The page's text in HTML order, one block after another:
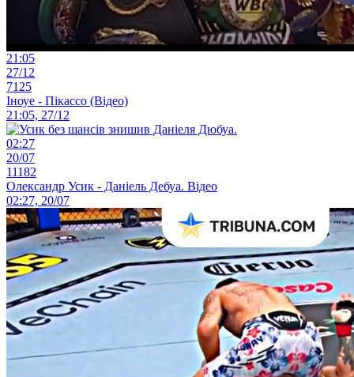
21:05
27/12
7125
Іноуе - Пікассо (Відео)
21:05, 27/12
02:27
20/07
11182
Олександр Усик - Даніель Дебуа. Відео
02:27, 20/07